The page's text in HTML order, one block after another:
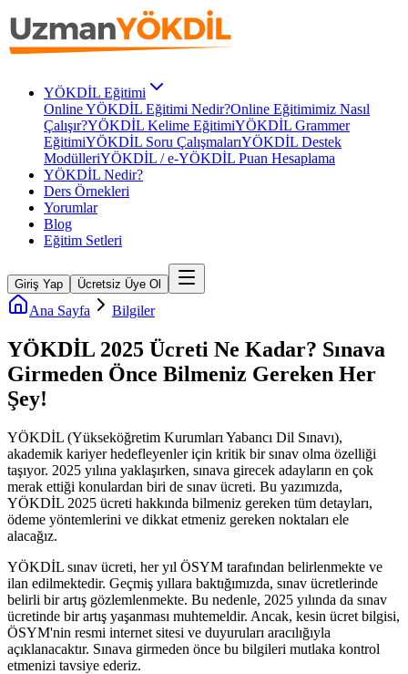
YÖKDİL Eğitimi
Online YÖKDİL Eğitimi Nedir?Online Eğitimimiz Nasıl
Çalışır?YÖKDİL Kelime EğitimiYÖKDİL Grammer
EğitimiYÖKDİL Soru ÇalışmalarıYÖKDİL Destek
ModülleriYÖKDİL / e-YÖKDİL Puan Hesaplama
YÖKDİL Nedir?
Ders Örnekleri
Yorumlar
Blog
Eğitim Setleri
Giriş Yap Ücretsiz Üye Ol
Ana Sayfa Bilgiler
YÖKDİL 2025 Ücreti Ne Kadar? Sınava
Girmeden Önce Bilmeniz Gereken Her
Şey!
YÖKDİL (Yükseköğretim Kurumları Yabancı Dil Sınavı),
akademik kariyer hedefleyenler için kritik bir sınav olma özelliği
taşıyor. 2025 yılına yaklaşırken, sınava girecek adayların en çok
merak ettiği konulardan biri de sınav ücreti. Bu yazımızda,
YÖKDİL 2025 ücreti hakkında bilmeniz gereken tüm detayları,
ödeme yöntemlerini ve dikkat etmeniz gereken noktaları ele
alacağız.
YÖKDİL sınav ücreti, her yıl ÖSYM tarafından belirlenmekte ve
ilan edilmektedir. Geçmiş yıllara baktığımızda, sınav ücretlerinde
belirli bir artış gözlemlenmekte. Bu nedenle, 2025 yılında da sınav
ücretinde bir artış yaşanması muhtemeldir. Ancak, kesin ücret bilgisi,
ÖSYM'nin resmi internet sitesi ve duyuruları aracılığıyla
açıklanacaktır. Sınava girmeden önce bu bilgileri mutlaka kontrol
etmenizi tavsiye ederiz.